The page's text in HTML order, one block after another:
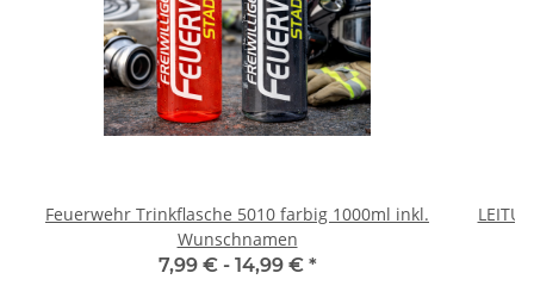
Feuerwehr Trinkflasche 5010 farbig 1000ml inkl.
Wunschnamen
7,99 € - 14,99 € *